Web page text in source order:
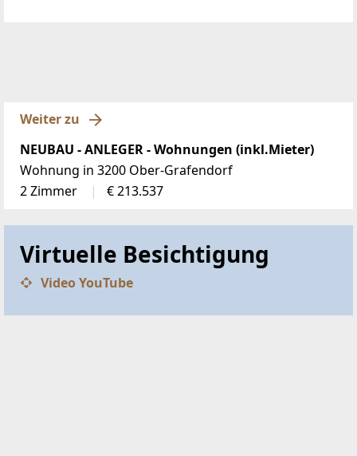
Weiter zu
NEUBAU - ANLEGER - Wohnungen (inkl.Mieter)
Wohnung in 3200 Ober-Grafendorf
2 Zimmer
€ 213.537
Virtuelle Besichtigung
Video YouTube